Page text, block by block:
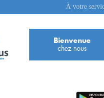
À votre
Bienvenue
chez nous